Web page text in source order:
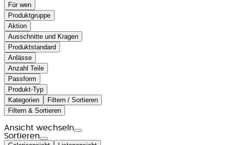
Für wen
Produktgruppe
Aktion
Ausschnitte und Kragen
Produktstandard
Anlässe
Anzahl Teile
Passform
Produkt-Typ
Kategorien
Filtern / Sortieren
Filtern & Sortieren
Ansicht wechseln
Sortieren